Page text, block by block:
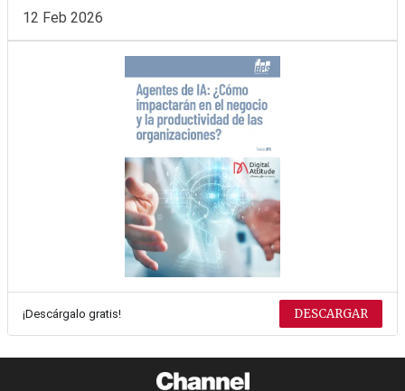
12 Feb 2026
¡Descárgalo gratis! DESCARGAR